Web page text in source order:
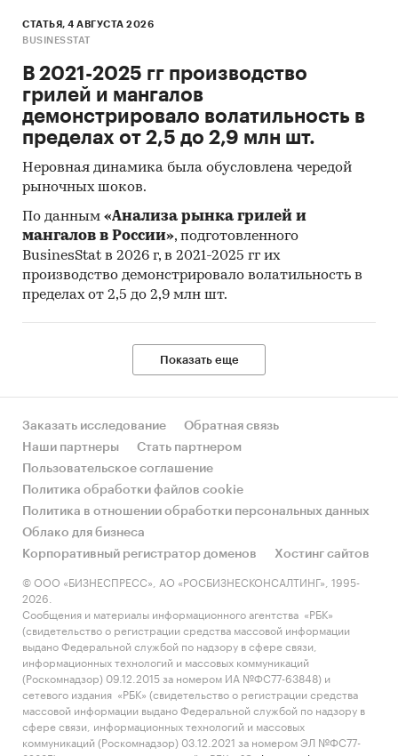
СТАТЬЯ, 4 АВГУСТА 2026
BUSINESSTAT
В 2021-2025 гг производство
грилей и мангалов
демонстрировало волатильность в
пределах от 2,5 до 2,9 млн шт.
Неровная динамика была обусловлена чередой
рыночных шоков.
По данным «Анализа рынка грилей и
мангалов в России», подготовленного
BusinesStat в 2026 г, в 2021-2025 гг их
производство демонстрировало волатильность в
пределах от 2,5 до 2,9 млн шт.
Показать еще
Заказать исследование
Обратная связь
Наши партнеры
Стать партнером
Пользовательское соглашение
Политика обработки файлов cookie
Политика в отношении обработки персональных данных
Облако для бизнеса
Корпоративный регистратор доменов
Хостинг сайтов
© ООО «БИЗНЕСПРЕСС», АО «РОСБИЗНЕСКОНСАЛТИНГ», 1995-
2026.
Сообщения и материалы информационного агентства «РБК»
(свидетельство о регистрации средства массовой информации
выдано Федеральной службой по надзору в сфере связи,
информационных технологий и массовых коммуникаций
(Роскомнадзор) 09.12.2015 за номером ИА №ФС77-63848) и
сетевого издания «РБК» (свидетельство о регистрации средства
массовой информации выдано Федеральной службой по надзору в
сфере связи, информационных технологий и массовых
коммуникаций (Роскомнадзор) 03.12.2021 за номером ЭЛ №ФС77-